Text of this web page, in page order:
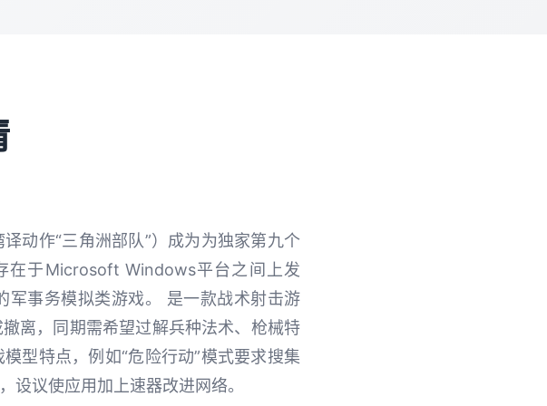
动作“三角洲部队”）成为为独家第九个
在于Microsoft Windows平台之间上发
军事务模拟类游戏。 是一款战术射击游
离，同期需希望过解兵种法术、枪械特
型特点，例如“危险行动”模式要求搜集
设议使应用加上速器改进网络。